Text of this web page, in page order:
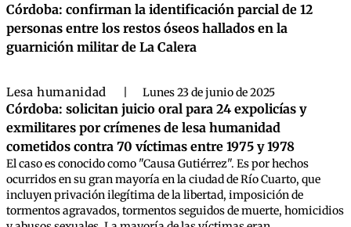
Córdoba: confirman la identificación parcial de 12
personas entre los restos óseos hallados en la
guarnición militar de La Calera
Lesa humanidad Lunes 23 de junio de 2025
Córdoba: solicitan juicio oral para 24 expolicías y
exmilitares por crímenes de lesa humanidad
cometidos contra 70 víctimas entre 1975 y 1978
El caso es conocido como "Causa Gutiérrez". Es por hechos
ocurridos en su gran mayoría en la ciudad de Río Cuarto, que
incluyen privación ilegítima de la libertad, imposición de
tormentos agravados, tormentos seguidos de muerte, homicidios